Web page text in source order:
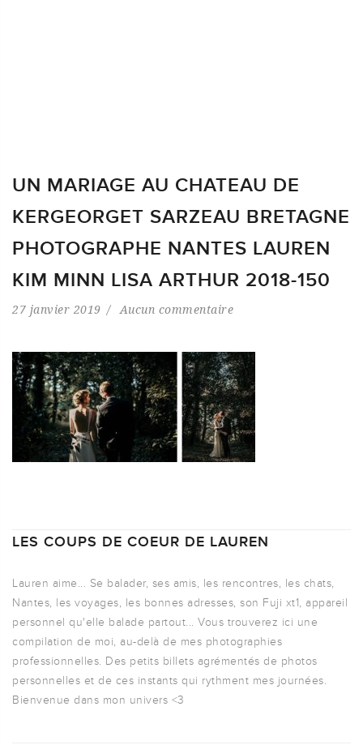
UN MARIAGE AU CHATEAU DE
KERGEORGET SARZEAU BRETAGNE
PHOTOGRAPHE NANTES LAUREN
KIM MINN LISA ARTHUR 2018-150
27 janvier 2019 Aucun commentaire
LES COUPS DE COEUR DE LAUREN
Lauren aime... Se balader, ses amis, les rencontres, les chats,
Nantes, les voyages, les bonnes adresses, son Fuji xt1, appareil
personnel qu'elle balade partout... Vous trouverez ici une
compilation de moi, au-delà de mes photographies
professionnelles. Des petits billets agrémentés de photos
personnelles et de ces instants qui rythment mes journées.
Bienvenue dans mon univers <3